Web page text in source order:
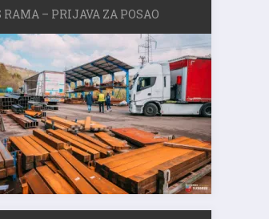
RAMA – PRIJAVA ZA POSAO